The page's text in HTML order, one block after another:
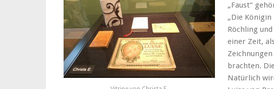
„Faust“
„Die Königin
Röchling
einer Zeit,
brachten.
Natürlich